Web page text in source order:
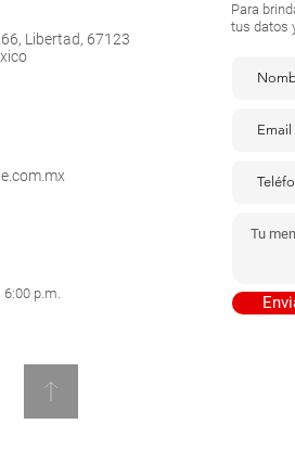
Libertad, 67123
6:00 p.m.
Para
tus datos